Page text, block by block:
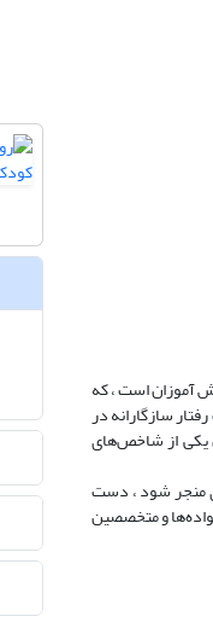
آموزان است ، که
سازگارانه در
یکی از شاخص‌های
منجر شود ، دست
و متخصصین